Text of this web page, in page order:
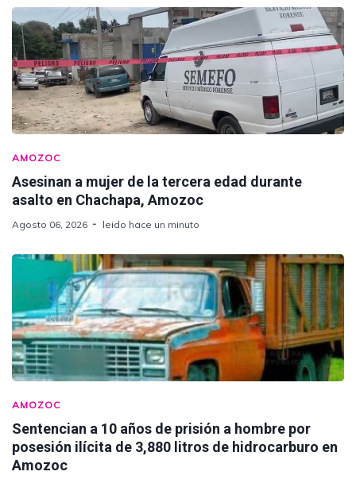
AMOZOC
Asesinan a mujer de la tercera edad durante
asalto en Chachapa, Amozoc
Agosto 06, 2026 leido hace un minuto
AMOZOC
Sentencian a 10 años de prisión a hombre por
posesión ilícita de 3,880 litros de hidrocarburo en
Amozoc